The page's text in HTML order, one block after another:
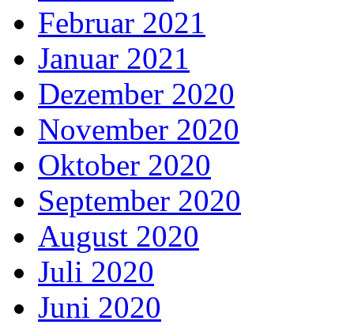
Februar 2021
Januar 2021
Dezember 2020
November 2020
Oktober 2020
September 2020
August 2020
Juli 2020
Juni 2020